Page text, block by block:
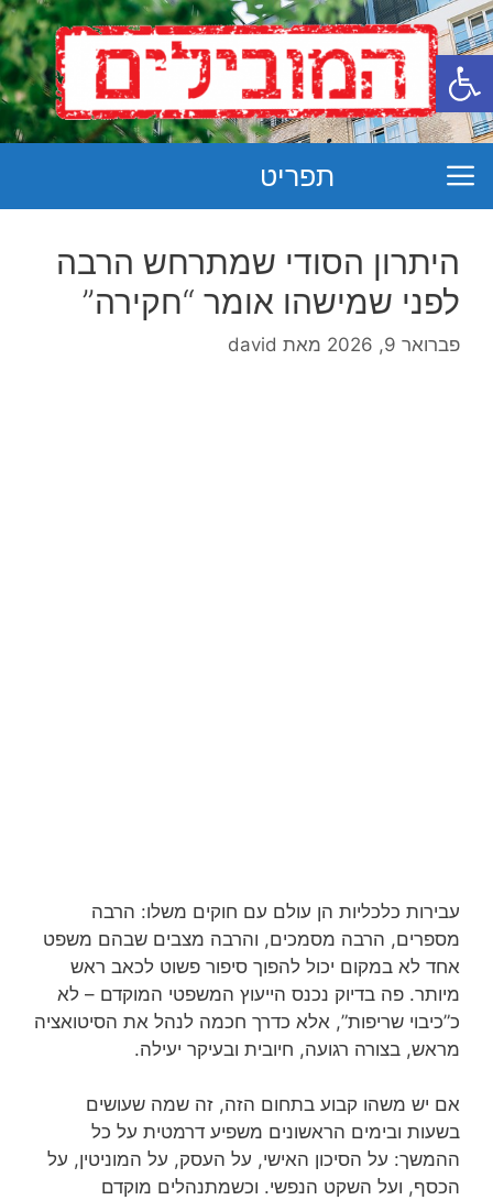
פתח סרגל נגישות
תפריט
היתרון הסודי שמתרחש הרבה
לפני שמישהו אומר “חקירה”
פברואר 9, 2026 מאת david
עבירות כלכליות הן עולם עם חוקים משלו: הרבה
מספרים, הרבה מסמכים, והרבה מצבים שבהם משפט
אחד לא במקום יכול להפוך סיפור פשוט לכאב ראש
מיותר. פה בדיוק נכנס הייעוץ המשפטי המוקדם – לא
כ”כיבוי שריפות”, אלא כדרך חכמה לנהל את הסיטואציה
מראש, בצורה רגועה, חיובית ובעיקר יעילה.
אם יש משהו קבוע בתחום הזה, זה שמה שעושים
בשעות ובימים הראשונים משפיע דרמטית על כל
ההמשך: על הסיכון האישי, על העסק, על המוניטין, על
הכסף, ועל השקט הנפשי. וכשמתנהלים מוקדם